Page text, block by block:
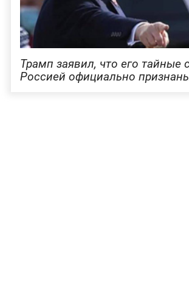
Трамп заявил, что его тайные
Россией официально